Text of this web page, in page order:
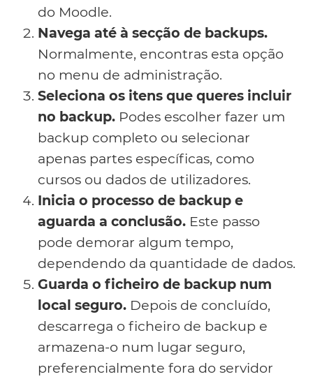
do Moodle.
Navega até à secção de backups.
Normalmente, encontras esta opção
no menu de administração.
Seleciona os itens que queres incluir
no backup. Podes escolher fazer um
backup completo ou selecionar
apenas partes específicas, como
cursos ou dados de utilizadores.
Inicia o processo de backup e
aguarda a conclusão. Este passo
pode demorar algum tempo,
dependendo da quantidade de dados.
Guarda o ficheiro de backup num
local seguro. Depois de concluído,
descarrega o ficheiro de backup e
armazena-o num lugar seguro,
preferencialmente fora do servidor